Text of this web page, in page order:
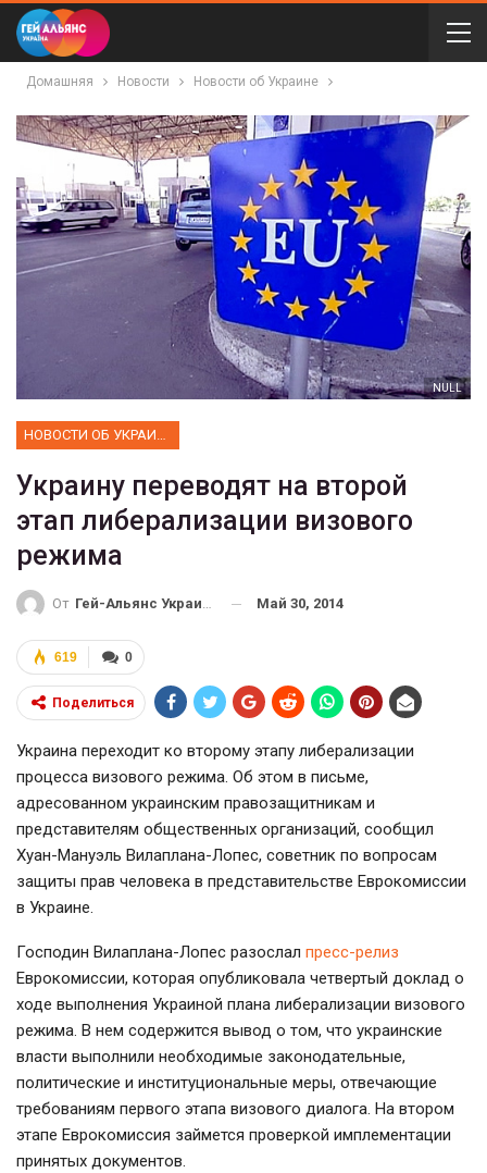
Домашняя Новости Новости об Украине
NULL
Украину переводят на второй
этап либерализации визового
режима
От Гей-Альянс Украина Май 30, 2014
0
619
Поделиться
Украина переходит ко второму этапу либерализации
процесса визового режима. Об этом в письме,
адресованном украинским правозащитникам и
представителям общественных организаций, сообщил
Хуан-Мануэль Вилаплана-Лопес, советник по вопросам
защиты прав человека в представительстве Еврокомиссии
в Украине.
Господин Вилаплана-Лопес разослал пресс-релиз
Еврокомиссии, которая опубликовала четвертый доклад о
ходе выполнения Украиной плана либерализации визового
режима. В нем содержится вывод о том, что украинские
власти выполнили необходимые законодательные,
политические и институциональные меры, отвечающие
требованиям первого этапа визового диалога. На втором
этапе Еврокомиссия займется проверкой имплементации
принятых документов.